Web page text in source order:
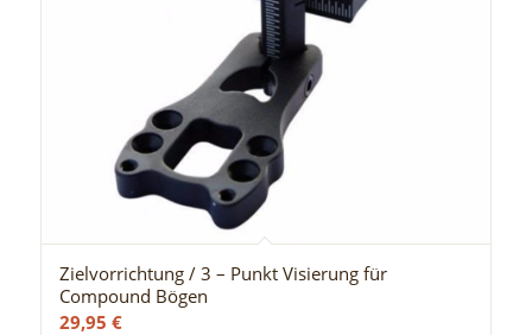
Zielvorrichtung / 3 – Punkt Visierung für
Compound Bögen
29,95 €